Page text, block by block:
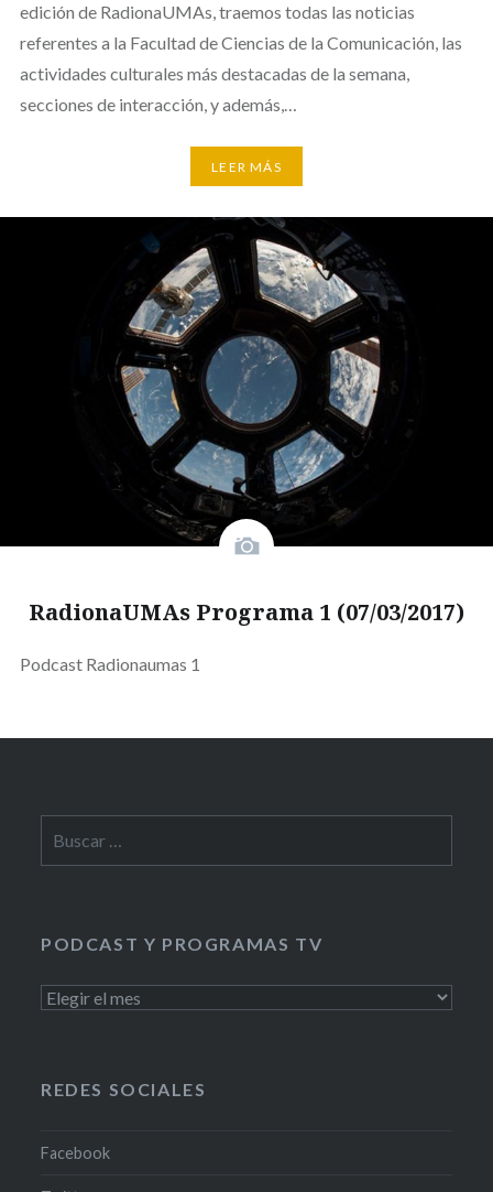
edición de RadionaUMAs, traemos todas las noticias
referentes a la Facultad de Ciencias de la Comunicación, las
actividades culturales más destacadas de la semana,
secciones de interacción, y además,…
LEER MÁS
RadionaUMAs Programa 1 (07/03/2017)
Podcast Radionaumas 1
PODCAST Y PROGRAMAS TV
PODCAST
REDES SOCIALES
Facebook